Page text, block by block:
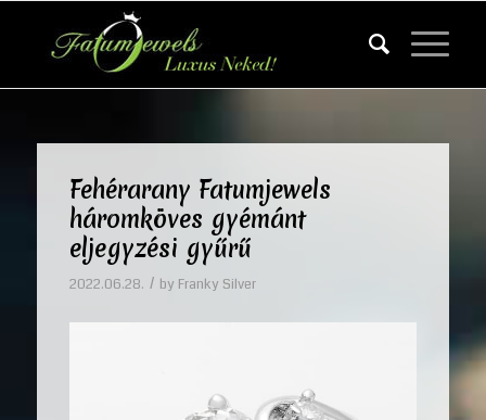
Fehérarany Fatumjewels
háromköves gyémánt
eljegyzési gyűrű
2022.06.28. / by Franky Silver